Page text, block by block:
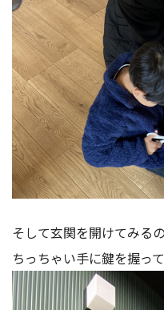
そして玄関を開けてみる
ちっちゃい手に鍵を握っ